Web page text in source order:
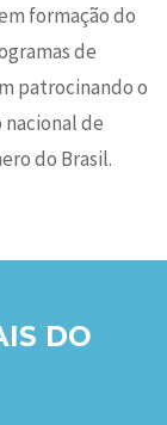
formação do
de
patrocinando o
de
do Brasil.
DO